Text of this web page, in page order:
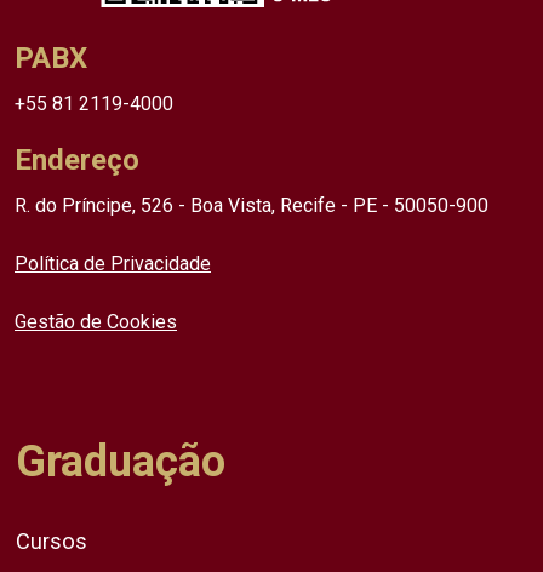
PABX
+55 81 2119-4000
Endereço
R. do Príncipe, 526 - Boa Vista, Recife - PE - 50050-900
Política de Privacidade
Gestão de Cookies
Graduação
Cursos